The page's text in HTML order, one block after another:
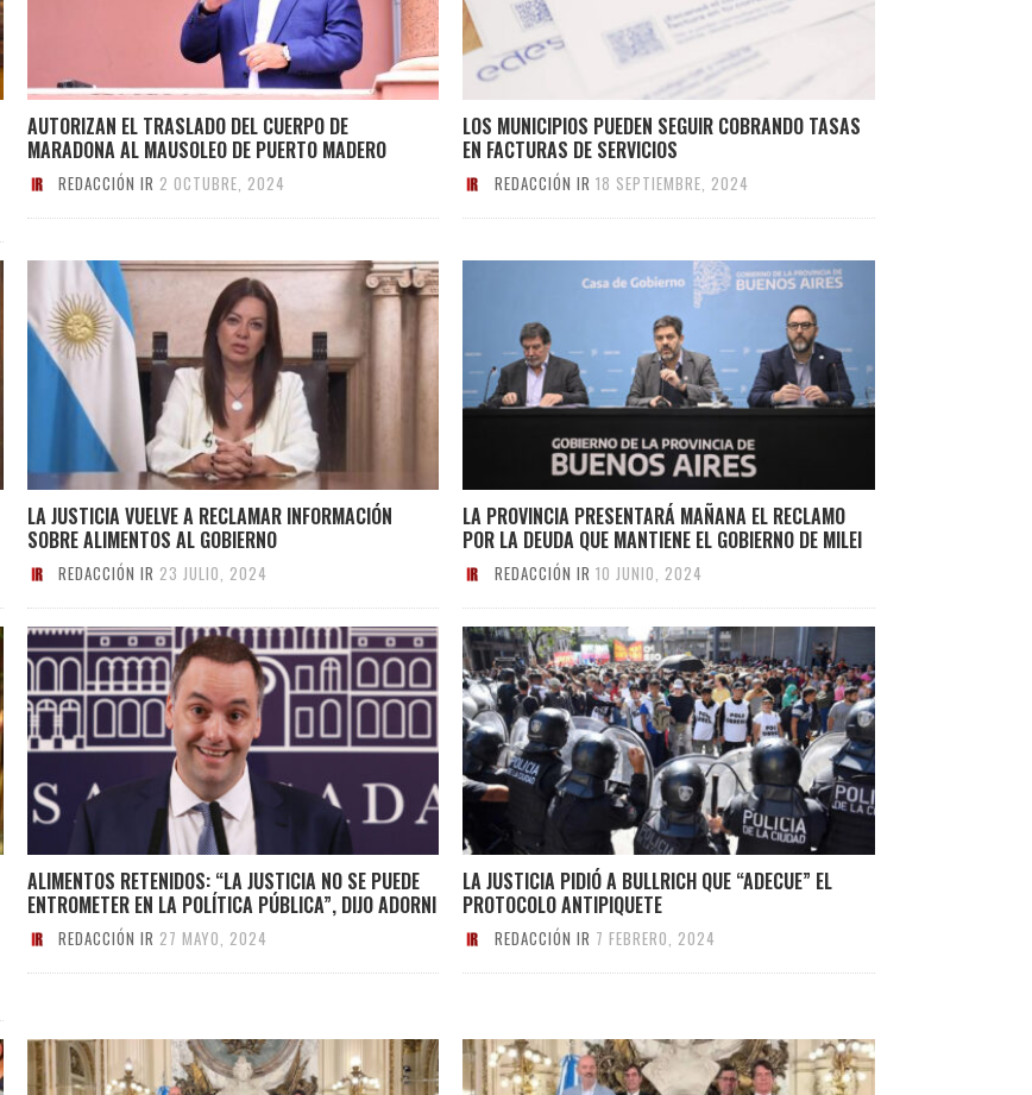
AUTORIZAN EL TRASLADO DEL CUERPO DE
MARADONA AL MAUSOLEO DE PUERTO MADERO
REDACCIÓN IR 2 OCTUBRE, 2024
LOS MUNICIPIOS PUEDEN SEGUIR COBRANDO TASAS
EN FACTURAS DE SERVICIOS
REDACCIÓN IR 18 SEPTIEMBRE, 2024
LA JUSTICIA VUELVE A RECLAMAR INFORMACIÓN
SOBRE ALIMENTOS AL GOBIERNO
REDACCIÓN IR 23 JULIO, 2024
LA PROVINCIA PRESENTARÁ MAÑANA EL RECLAMO
POR LA DEUDA QUE MANTIENE EL GOBIERNO DE MILEI
REDACCIÓN IR 10 JUNIO, 2024
ALIMENTOS RETENIDOS: “LA JUSTICIA NO SE PUEDE
ENTROMETER EN LA POLÍTICA PÚBLICA”, DIJO ADORNI
REDACCIÓN IR 27 MAYO, 2024
LA JUSTICIA PIDIÓ A BULLRICH QUE “ADECUE” EL
PROTOCOLO ANTIPIQUETE
REDACCIÓN IR 7 FEBRERO, 2024